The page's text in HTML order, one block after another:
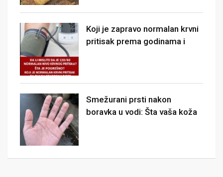
Koji je zapravo normalan krvni
pritisak prema godinama i
Smežurani prsti nakon
boravka u vodi: Šta vaša koža